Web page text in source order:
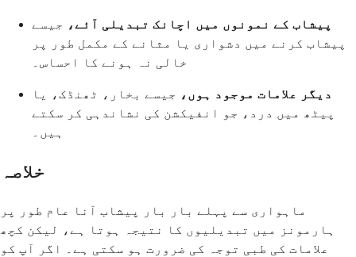
پیشاب کے نمونوں میں اچانک تبدیلی آئے، جیسے
پیشاب کرنے میں دشواری یا مثانے کے مکمل طور پر
خالی نہ ہونے کا احساس۔
دیگر علامات موجود ہوں، جیسے بخار، ٹھنڈک، یا
پیٹھ میں درد، جو انفیکشن کی نشاندہی کر سکتے
ہیں۔
خلاصہ
ماہواری سے پہلے بار بار پیشاب آنا عام طور پر
ہارمونز میں تبدیلیوں کا نتیجہ ہوتا ہے، لیکن کچھ
علامات کی طبی توجہ کی ضرورت ہو سکتی ہے۔ اگر آپ کو